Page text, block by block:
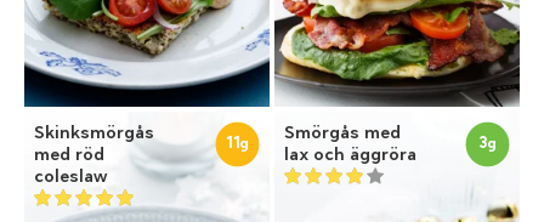
Skinksmörgås
med röd
coleslaw
11g
Smörgås med
lax och äggröra
3g